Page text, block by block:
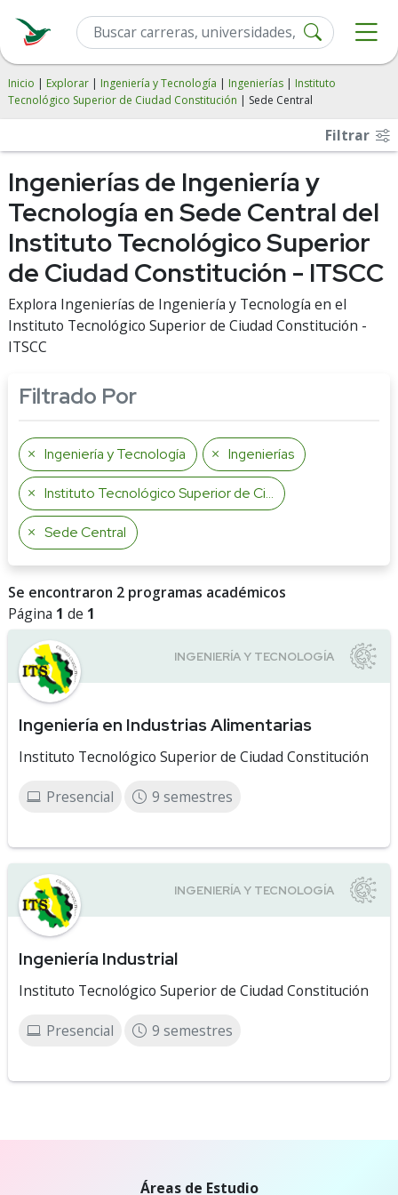
Inicio | Explorar | Ingeniería y Tecnología | Ingenierías | Instituto
Tecnológico Superior de Ciudad Constitución | Sede Central
Filtrar
Ingenierías de Ingeniería y
Tecnología en Sede Central del
Instituto Tecnológico Superior
de Ciudad Constitución - ITSCC
Explora Ingenierías de Ingeniería y Tecnología en el
Instituto Tecnológico Superior de Ciudad Constitución -
ITSCC
Filtrado Por
Ingeniería y Tecnología Ingenierías
Instituto Tecnológico Superior de Ciudad Constitución
Sede Central
Se encontraron 2 programas académicos
Página 1 de 1
Ingeniería en Industrias Alimentarias
Instituto Tecnológico Superior de Ciudad Constitución
Presencial 9 semestres
Ingeniería Industrial
Instituto Tecnológico Superior de Ciudad Constitución
Presencial 9 semestres
Áreas de Estudio